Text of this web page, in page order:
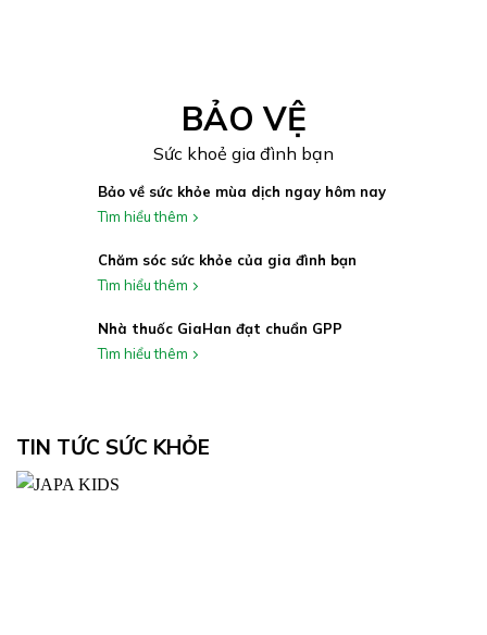
BẢO VỆ
Sức khoẻ gia đình bạn
Bảo về sức khỏe mùa dịch ngay hôm nay
Tìm hiểu thêm
Chăm sóc sức khỏe của gia đình bạn
Tìm hiểu thêm
Nhà thuốc GiaHan đạt chuẩn GPP
Tìm hiểu thêm
TIN TỨC SỨC KHỎE